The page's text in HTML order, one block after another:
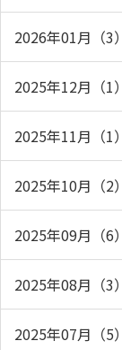
2026年01月（3）
2025年12月（1）
2025年11月（1）
2025年10月（2）
2025年09月（6）
2025年08月（3）
2025年07月（5）